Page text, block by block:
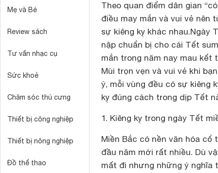
Mẹ và Bé
Review sách
Tư vấn nhạc cụ
Sức khoẻ
Chăm sóc thú cưng
Thiết bị công nghiệp
Thiết bị nông nghiệp
Đồ thể thao
Theo quan điểm dân gian
điều may mắn và vui vẻ nên
sự kiêng kỵ khác nhau.Ngày
nập chuẩn bị cho cái Tết
mắn trong năm nay mau kết
Mùi trọn vẹn và vui vẻ khi
ý, mỗi vùng đều có sự kiêng
kỵ đúng cách trong dịp Tết
1. Kiêng kỵ trong ngày Tết
Miền Bắc có nền văn hóa cổ
đầu năm mới rất nhiều. Dù
mất đi nhưng những ý nghĩa